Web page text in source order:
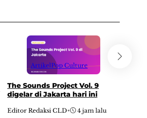
ArtikelPop Culture
The Sounds Project Vol. 9
digelar di Jakarta hari ini
Editor Redaksi CLD• 4 jam lalu